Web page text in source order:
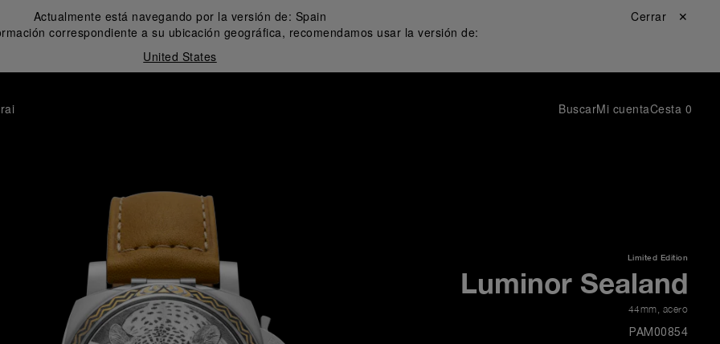
Actualmente está navegando por la versión de: Spain
correspondiente a su ubicación geográfica, recomendamos usar la versión de:
United States
Cerrar ✕
BuscarMi cuentaCesta 0
Limited Edition
Luminor Sealand
44mm, acero
PAM00854